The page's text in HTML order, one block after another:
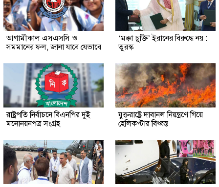
আগামীকাল এসএসসি ও
সমমানের ফল, জানা যাবে যেভাবে
‘মক্কা চুক্তি’ ইরানের বিরুদ্ধে নয় :
তুরস্ক
রাষ্ট্রপতি নির্বাচনে বিএনপির দুই
মনোনয়নপত্র সংগ্রহ
যুক্তরাষ্ট্রে দাবানল নিয়ন্ত্রণে গিয়ে
হেলিকপ্টার বিধ্বস্ত